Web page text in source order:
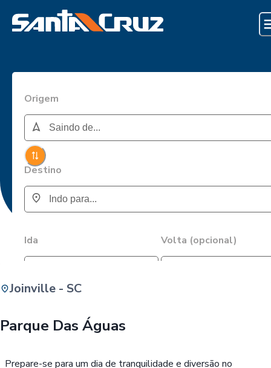
Origem
Destino
Ida Volta (opcional)
Joinville - SC
Parque Das Águas
Prepare-se para um dia de tranquilidade e diversão no